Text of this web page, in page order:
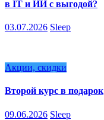
в IT и ИИ с выгодой?
03.07.2026 Sleep
Акции, скидки
Второй курс в подарок
09.06.2026 Sleep